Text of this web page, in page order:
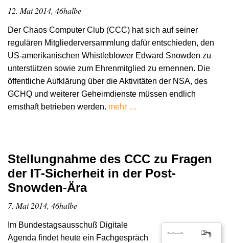
12. Mai 2014, 46halbe
Der Chaos Computer Club (CCC) hat sich auf seiner
regulären Mitgliederversammlung dafür entschieden, den
US-amerikanischen Whistleblower Edward Snowden zu
unterstützen sowie zum Ehrenmitglied zu ernennen. Die
öffentliche Aufklärung über die Aktivitäten der NSA, des
GCHQ und weiterer Geheimdienste müssen endlich
ernsthaft betrieben werden. mehr …
Stellungnahme des CCC zu Fragen
der IT-Sicherheit in der Post-
Snowden-Ära
7. Mai 2014, 46halbe
Im Bundestagsausschuß Digitale
Agenda findet heute ein Fachgespräch